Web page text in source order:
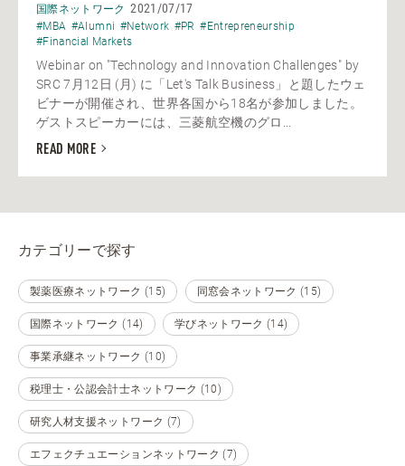
国際ネットワーク 2021/07/17
#MBA #Alumni #Network #PR #Entrepreneurship
#Financial Markets
Webinar on "Technology and Innovation Challenges" by
SRC 7月12日 (月) に「Let's Talk Business」と題したウェ
ビナーが開催され、世界各国から18名が参加しました。
ゲストスピーカーには、三菱航空機のグロ...
READ MORE
カテゴリーで探す
製薬医療ネットワーク (15) 同窓会ネットワーク (15)
国際ネットワーク (14) 学びネットワーク (14)
事業承継ネットワーク (10)
税理士・公認会計士ネットワーク (10)
研究人材支援ネットワーク (7)
エフェクチュエーションネットワーク (7)